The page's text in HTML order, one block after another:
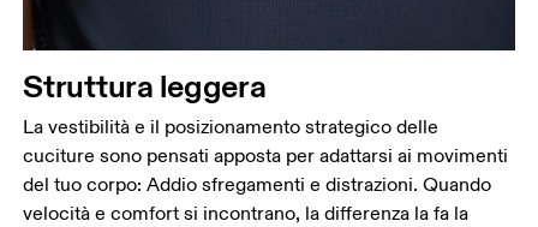
Struttura leggera
La vestibilità e il posizionamento strategico delle
cuciture sono pensati apposta per adattarsi ai movimenti
del tuo corpo: Addio sfregamenti e distrazioni. Quando
velocità e comfort si incontrano, la differenza la fa la